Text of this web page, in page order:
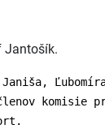
Jantošík.
komisie